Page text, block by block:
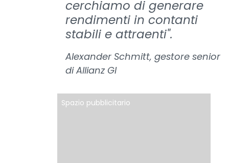
cerchiamo di generare
rendimenti in contanti
stabili e attraenti".
Alexander Schmitt, gestore senior
di Allianz GI
Spazio pubblicitario